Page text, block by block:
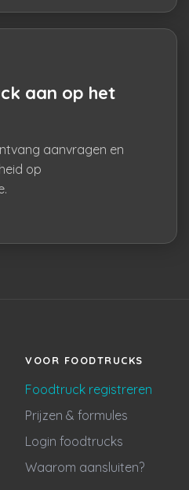
aan op het
aanvragen en
op
VOOR FOODTRUCKS
Foodtruck registreren
Prijzen & formules
Login foodtrucks
Waarom aansluiten?